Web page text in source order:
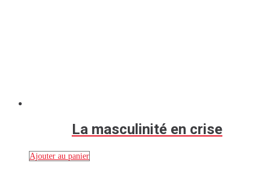
La masculinité en crise
Ajouter au panier